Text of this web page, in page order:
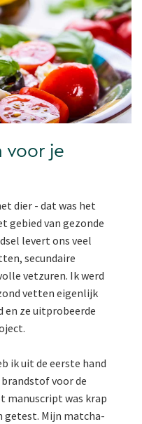
voor je
dier - dat was het
gebied van gezonde
levert ons veel
secundaire
vetzuren. Ik werd
vetten eigenlijk
en ze uitprobeerde
ik uit de eerste hand
voor de
manuscript was krap
getest. Mijn matcha-